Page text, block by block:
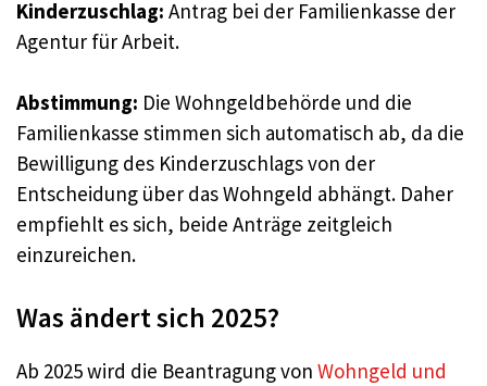
Kinderzuschlag: Antrag bei der Familienkasse der
Agentur für Arbeit.
Abstimmung: Die Wohngeldbehörde und die
Familienkasse stimmen sich automatisch ab, da die
Bewilligung des Kinderzuschlags von der
Entscheidung über das Wohngeld abhängt. Daher
empfiehlt es sich, beide Anträge zeitgleich
einzureichen.
Was ändert sich 2025?
Ab 2025 wird die Beantragung von Wohngeld und